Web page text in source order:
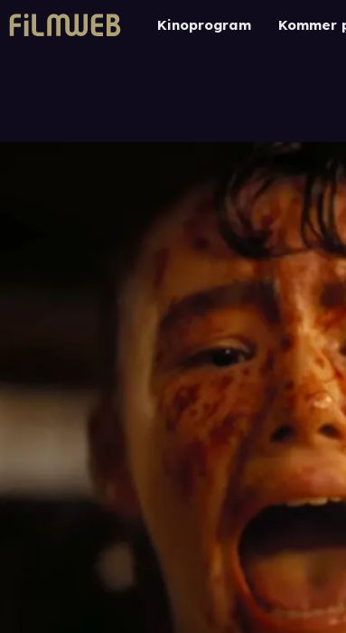
Kinoprogram Kommer